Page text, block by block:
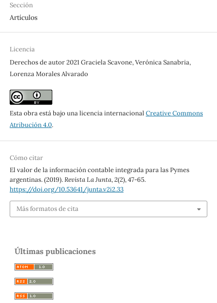
Sección
Artículos
Licencia
Derechos de autor 2021 Graciela Scavone, Verónica Sanabria,
Lorenza Morales Alvarado
Esta obra está bajo una licencia internacional Creative Commons
Atribución 4.0.
Cómo citar
El valor de la información contable integrada para las Pymes
argentinas. (2019).Revista La Junta,2(2), 47-65.
https://doi.org/10.53641/junta.v2i2.33
Más formatos de cita
Últimas publicaciones